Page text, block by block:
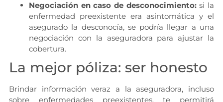
Negociación en caso de desconocimiento:si la
enfermedad preexistente era asintomática y el
asegurado la desconocía, se podría llegar a una
negociación con la aseguradora para ajustar la
cobertura.
La mejor póliza: ser honesto
Brindar información veraz a la aseguradora, incluso
sobre enfermedades preexistentes, te permitirá